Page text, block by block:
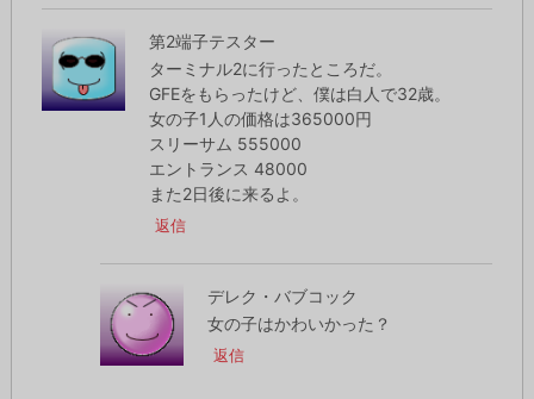
第2端子テスター
ターミナル2に行ったところだ。
GFEをもらったけど、僕は白人で32歳。
女の子1人の価格は365000円
スリーサム 555000
エントランス 48000
また2日後に来るよ。
返信
デレク・バブコック
女の子はかわいかった？
返信